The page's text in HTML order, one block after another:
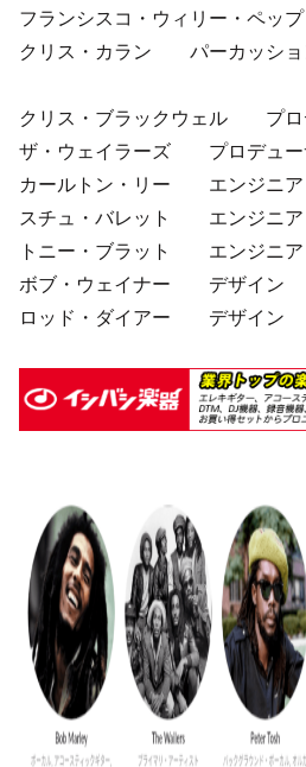
フランシスコ・ウィリー・ペ
クリス・カラン パーカッショ
クリス・ブラックウェル プロ
ザ・ウェイラーズ プロデュー
カールトン・リー エンジニア
スチュ・バレット エンジニア
トニー・ブラット エンジニア
ボブ・ウェイナー デザイン
ロッド・ダイアー デザイン